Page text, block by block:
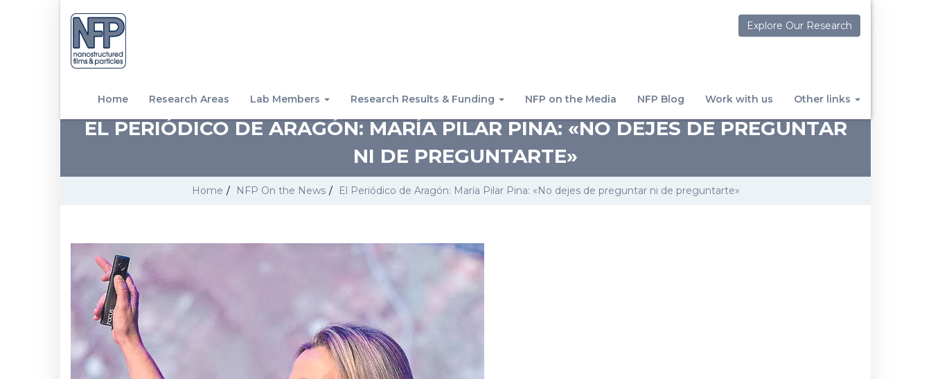
Explore Our Research
Home Research Areas Lab Members Research Results & Funding NFP on the Media NFP Blog Work with us Other links
EL PERIÓDICO DE ARAGÓN: MARÍA PILAR PINA: «NO DEJES DE PREGUNTAR
NI DE PREGUNTARTE»
Home / NFP On the News / El Periódico de Aragón: María Pilar Pina: «No dejes de preguntar ni de preguntarte»